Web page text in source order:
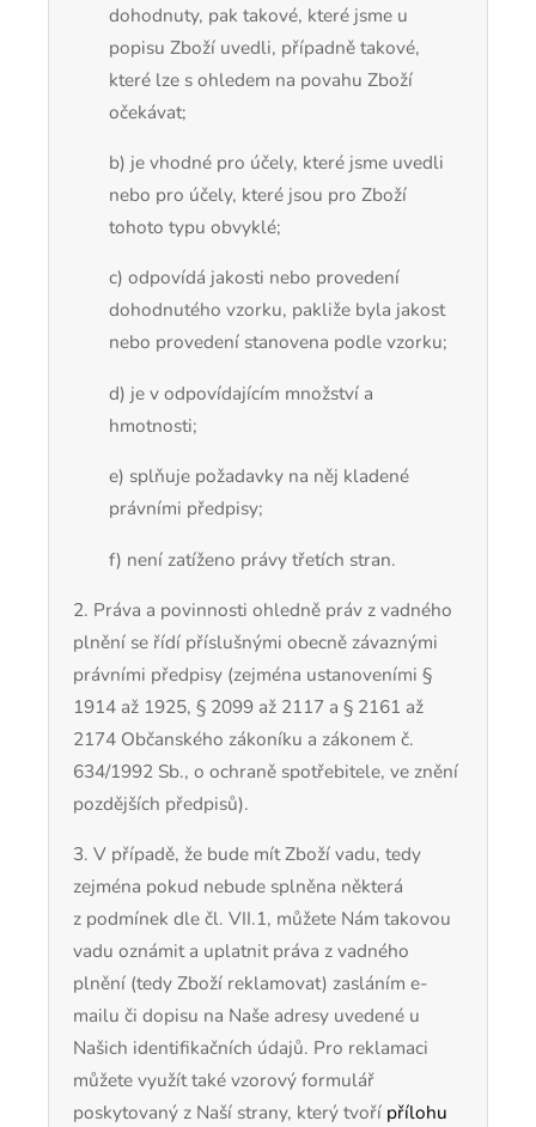
dohodnuty, pak takové, které jsme u
popisu Zboží uvedli, případně takové,
které lze s ohledem na povahu Zboží
očekávat;
b) je vhodné pro účely, které jsme uvedli
nebo pro účely, které jsou pro Zboží
tohoto typu obvyklé;
c) odpovídá jakosti nebo provedení
dohodnutého vzorku, pakliže byla jakost
nebo provedení stanovena podle vzorku;
d) je v odpovídajícím množství a
hmotnosti;
e) splňuje požadavky na něj kladené
právními předpisy;
f) není zatíženo právy třetích stran.
2. Práva a povinnosti ohledně práv z vadného
plnění se řídí příslušnými obecně závaznými
právními předpisy (zejména ustanoveními §
1914 až 1925, § 2099 až 2117 a § 2161 až
2174 Občanského zákoníku a zákonem č.
634/1992 Sb., o ochraně spotřebitele, ve znění
pozdějších předpisů).
3. V případě, že bude mít Zboží vadu, tedy
zejména pokud nebude splněna některá
z podmínek dle čl. VII.1, můžete Nám takovou
vadu oznámit a uplatnit práva z vadného
plnění (tedy Zboží reklamovat) zasláním e-
mailu či dopisu na Naše adresy uvedené u
Našich identifikačních údajů. Pro reklamaci
můžete využít také vzorový formulář
poskytovaný z Naší strany, který tvoří přílohu